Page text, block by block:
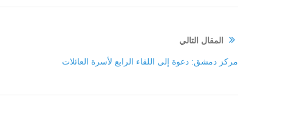
المقال التالي
مركز دمشق: دعوة إلى اللقاء الرابع لأسرة العائلات